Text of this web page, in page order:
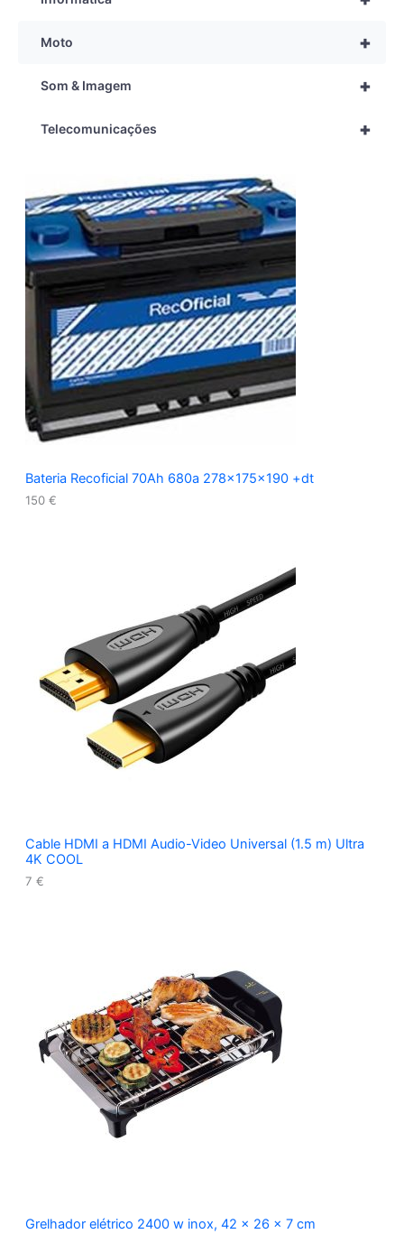
+
Moto
+
Som & Imagem
+
Telecomunicações
Bateria Recoficial 70Ah 680a 278x175x190 +dt
150 €
Cable HDMI a HDMI Audio-Video Universal (1.5 m) Ultra
4K COOL
7 €
Grelhador elétrico 2400 w inox, 42 x 26 x 7 cm